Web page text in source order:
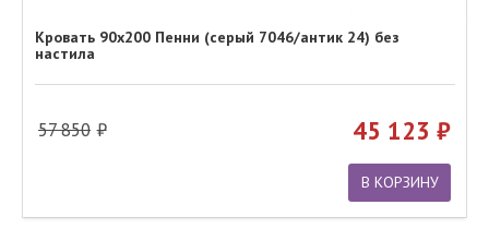
Кровать 90х200 Пенни (серый 7046/антик 24) без
настила
57 850 45 123
В КОРЗИНУ